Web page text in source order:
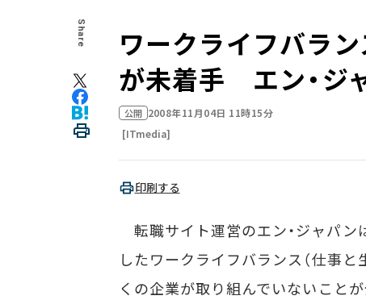
Share
ワークライフバラ
が未着手 エン・ジ
公開 2008年11月04日 11時15分
[ITmedia]
印刷する
転職サイト運営のエン・ジャパン
したワークライフバランス（仕事
くの企業が取り組んでいないことが